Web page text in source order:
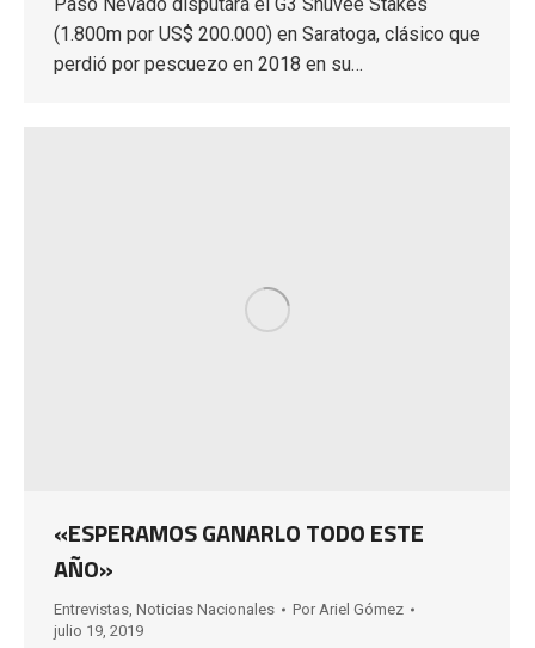
(1.800m por US$ 200.000) en Saratoga, clásico que
perdió por pescuezo en 2018 en su…
«ESPERAMOS GANARLO TODO ESTE
AÑO»
Entrevistas Noticias Nacionales Por Ariel Gómez
julio 19, 2019